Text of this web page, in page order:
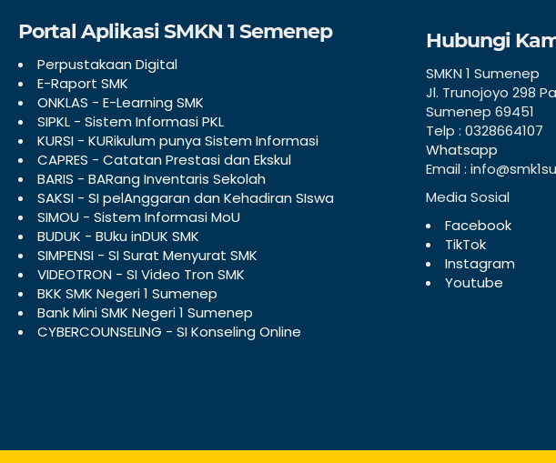
Portal Aplikasi SMKN 1 Semenep
Perpustakaan Digital
E-Raport SMK
ONKLAS - E-Learning SMK
SIPKL - Sistem Informasi PKL
KURSI - KURikulum punya Sistem Informasi
CAPRES - Catatan Prestasi dan Ekskul
BARIS - BARang Inventaris Sekolah
SAKSI - SI pelAnggaran dan Kehadiran SIswa
SIMOU - Sistem Informasi MoU
BUDUK - BUku inDUK SMK
SIMPENSI - SI Surat Menyurat SMK
VIDEOTRON - SI Video Tron SMK
BKK SMK Negeri 1 Sumenep
Bank Mini SMK Negeri 1 Sumenep
CYBERCOUNSELING - SI Konseling Online
Hubungi
SMKN 1 Sumenep
Jl. Trunojoyo 298
Sumenep 69451
Telp : 0328664107
Whatsapp
Email :
Media Sosial
Facebook
TikTok
Instagram
Youtube